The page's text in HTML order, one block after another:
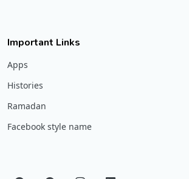
Important Links
Apps
Histories
Ramadan
Facebook style name